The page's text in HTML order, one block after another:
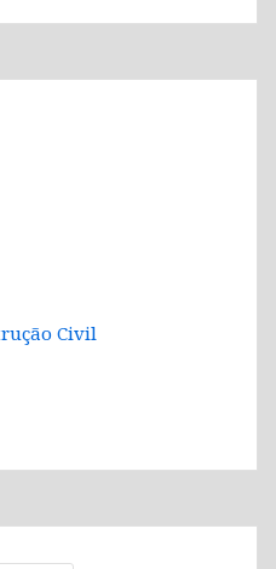
Civil